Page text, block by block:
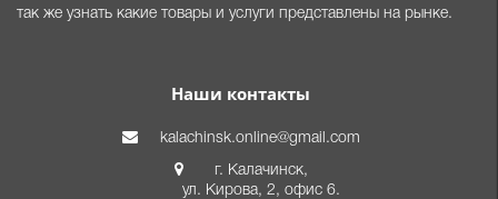
так же узнать какие товары и услуги представлены на рынке.
Наши контакты
kalachinsk.online@gmail.com
г. Калачинск,
ул. Кирова, 2, офис 6.